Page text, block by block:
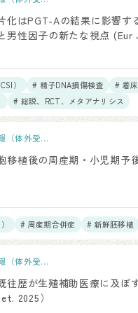
化はPGT-Aの結果に影響
男性因子の新たな視点 (Eur
） # 精子DNA損傷検査
# 着
# 総説、RCT、メタアナリシス
（体外受
移植後の周産期・小児期予
# 周産期合併症 # 新鮮胚移植
（体外受
往歴が生殖補助医療に及ぼ
2025）